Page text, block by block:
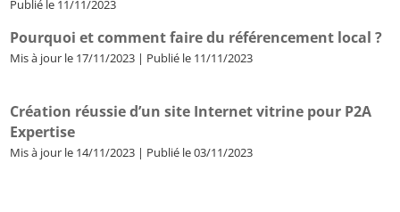
Publié le 11/11/2023
Pourquoi et comment faire du référencement local ?
Mis à jour le 17/11/2023 | Publié le 11/11/2023
Création réussie d’un site Internet vitrine pour P2A
Expertise
Mis à jour le 14/11/2023 | Publié le 03/11/2023